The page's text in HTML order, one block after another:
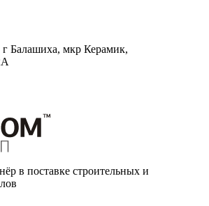
г Балашиха, мкр Керамик,
в поставке строительных и